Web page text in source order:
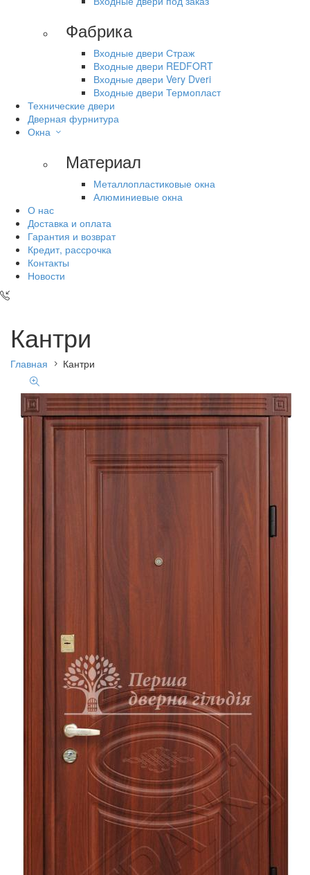
Фабрика
Входные двери Страж
Входные двери REDFORT
Входные двери Very Dveri
Входные двери Термопласт
Технические двери
Дверная фурнитура
Окна
Материал
Металлопластиковые окна
Алюминиевые окна
О нас
Доставка и оплата
Гарантия и возврат
Кредит, рассрочка
Контакты
Новости
Кантри
Главная Кантри